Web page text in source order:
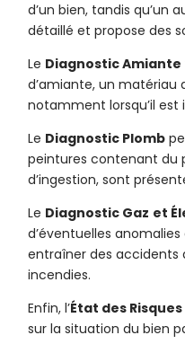
d’un bien, tandis qu’un
détaillé et propose des
Le Diagnostic Amiante
d’amiante, un matériau
notamment lorsqu’il est
Le Diagnostic Plomb
peintures contenant du
d’ingestion, sont
Le Diagnostic Gaz et
d’éventuelles
entraîner des accidents
incendies.
Enfin, l’État des
sur la situation du bien